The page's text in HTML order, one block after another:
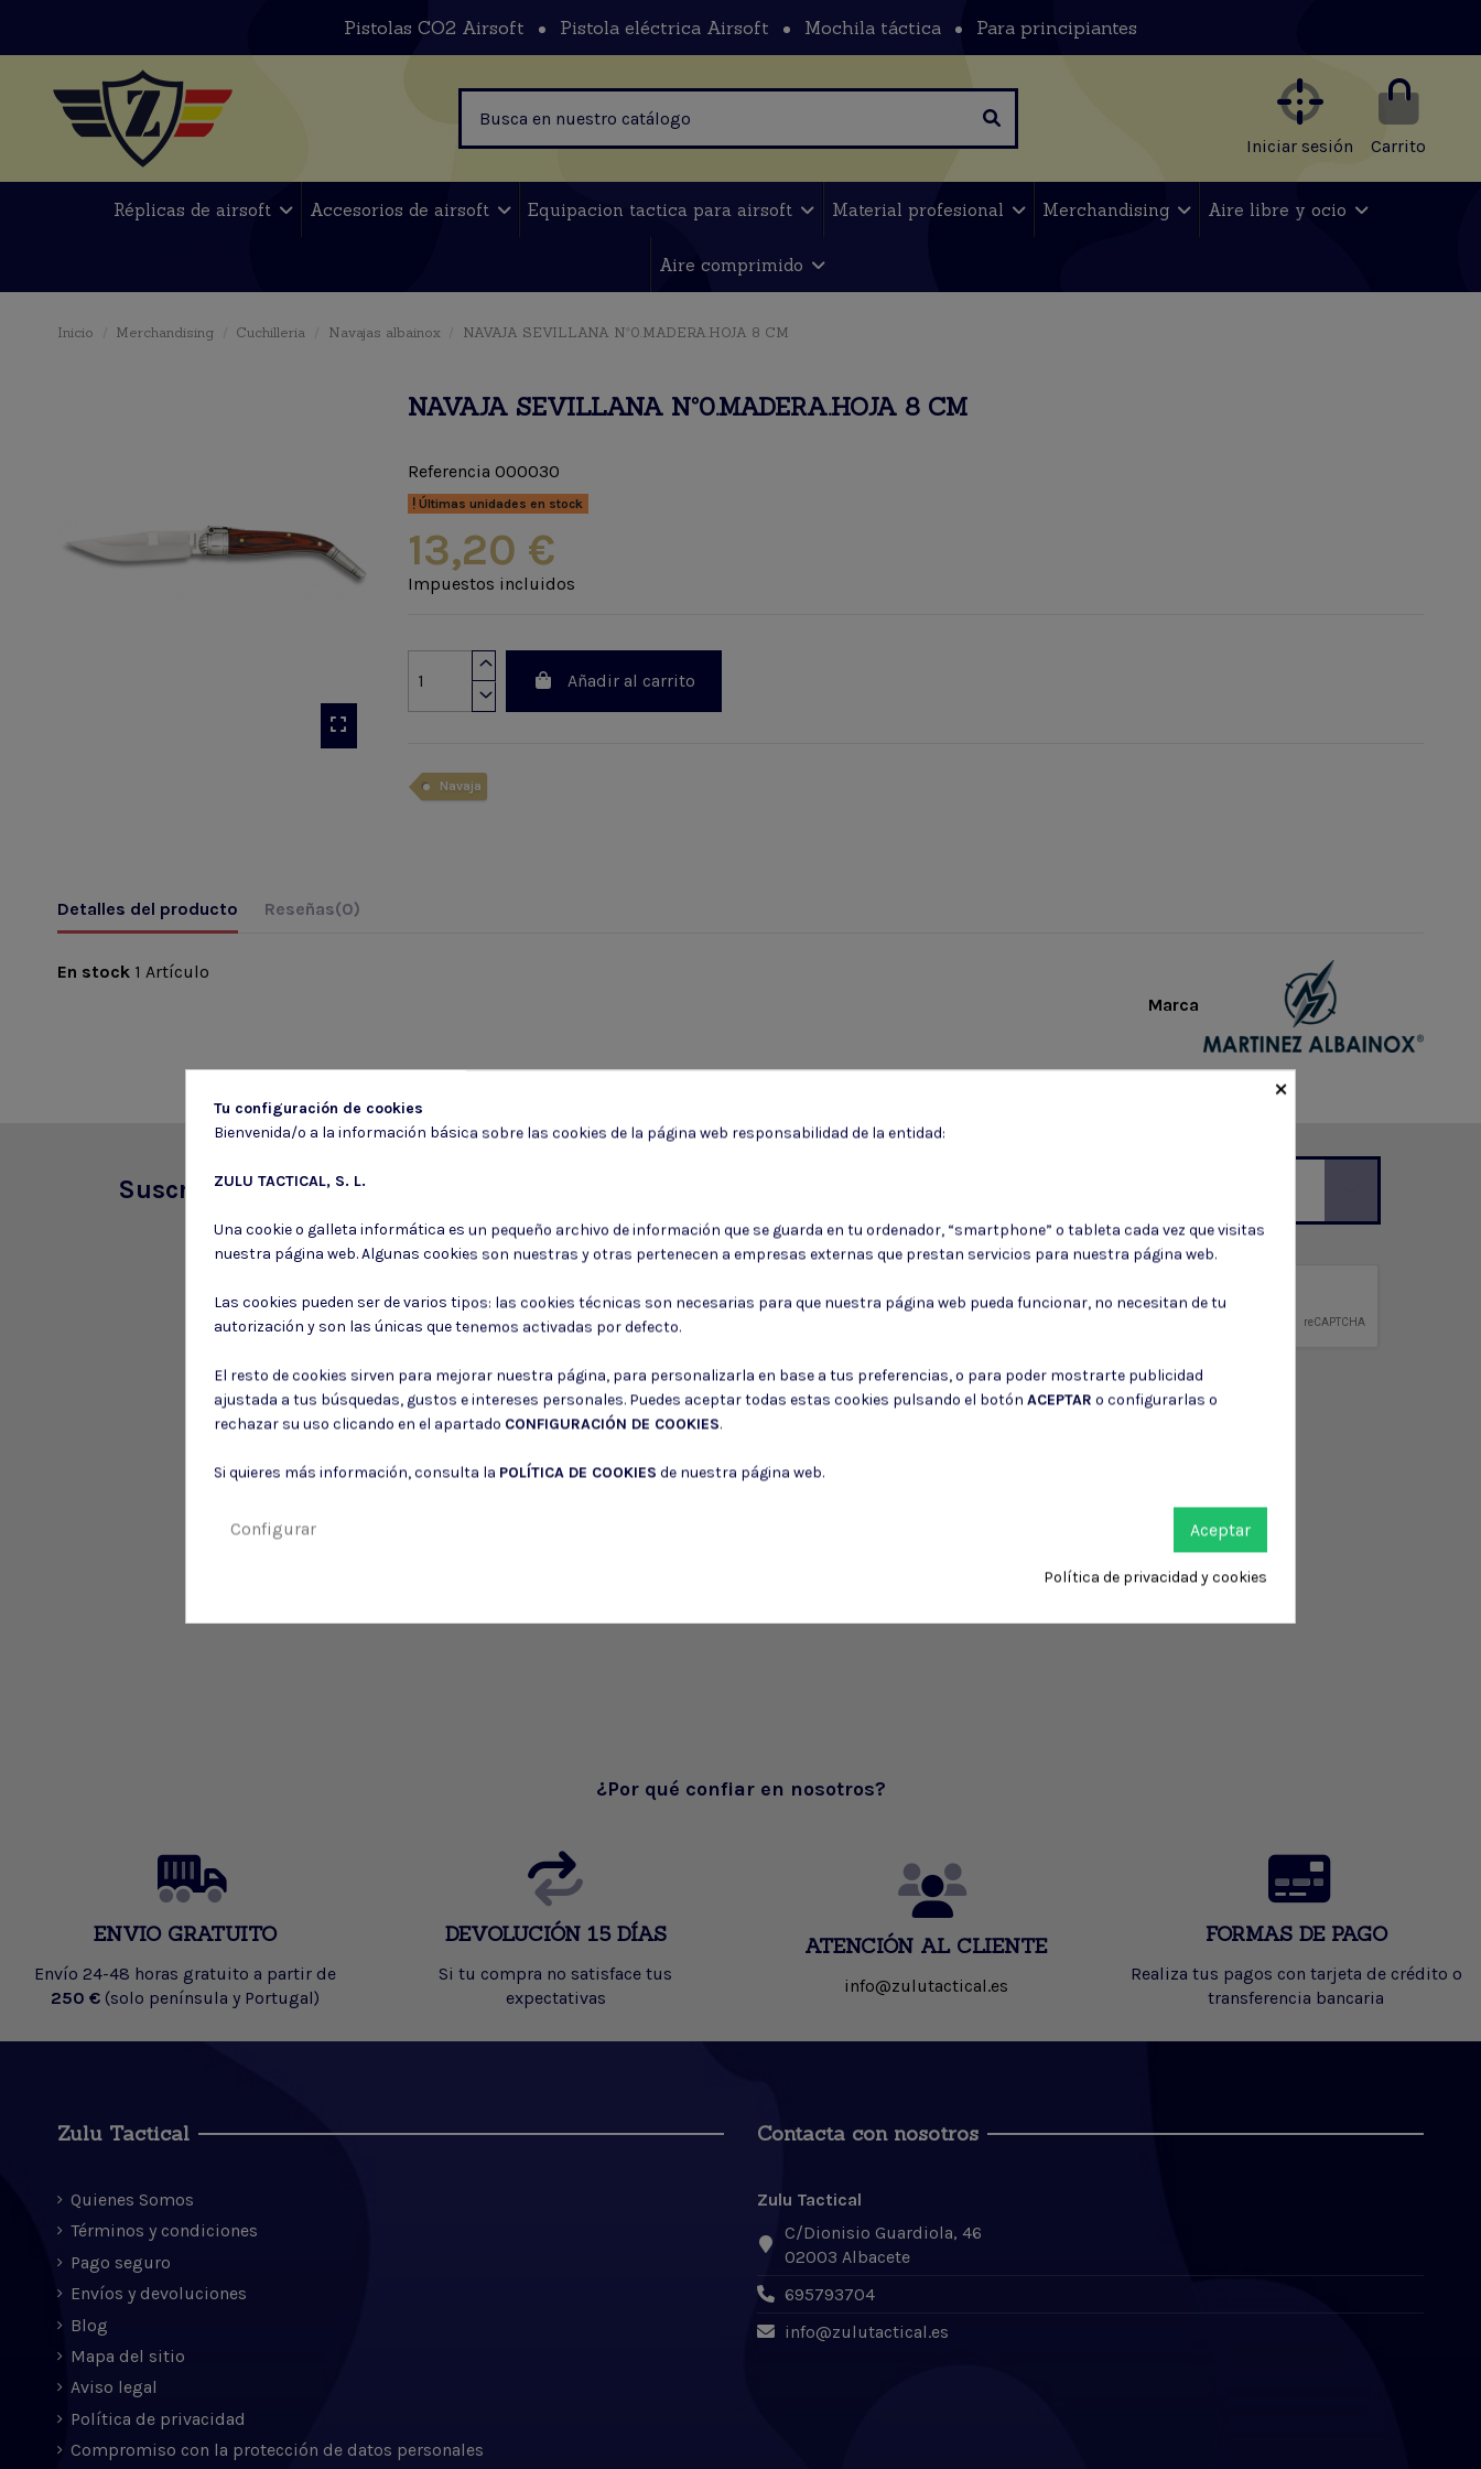
Pistolas CO2 Airsoft Pistola eléctrica Airsoft Mochila táctica Para principiantes
Iniciar sesión Carrito
Réplicas de airsoft Accesorios de airsoft Equipacion tactica para airsoft Material profesional Merchandising Aire libre y ocio
Aire comprimido
Inicio Merchandising Cuchilleria Navajas albainox NAVAJA SEVILLANA Nº0.MADERA.HOJA 8 CM
NAVAJA SEVILLANA Nº0.MADERA.HOJA 8 CM
Referencia 000030
Últimas unidades en stock
13,20 €
Impuestos incluidos
Añadir al carrito
Navaja
Detalles del producto Reseñas(0)
Marca
En stock 1 Artículo
Suscríbete a nuestro boletín
Puede darse de baja en cualquier momento. Para ello, consulte nuestra información de contacto en el aviso legal.
Consiento el uso de mis datos personales para recibir publicidad de su entidad.
¿Por qué confiar en nosotros?
ENVIO GRATUITO
Envío 24-48 horas gratuito a partir de
250 € (solo península y Portugal)
DEVOLUCIÓN 15 DÍAS
Si tu compra no satisface tus
expectativas
ATENCIÓN AL CLIENTE
info@zulutactical.es
FORMAS DE PAGO
Realiza tus pagos con tarjeta de crédito o
transferencia bancaria
Zulu Tactical
Quienes Somos
Términos y condiciones
Pago seguro
Envíos y devoluciones
Blog
Mapa del sitio
Aviso legal
Política de privacidad
Compromiso con la protección de datos personales
Contacta con nosotros
Zulu Tactical
C/Dionisio Guardiola, 46
02003 Albacete
695793704
info@zulutactical.es
×
Tu configuración de cookies
Bienvenida/o a la información básica sobre las cookies de la página web responsabilidad de la entidad:
ZULU TACTICAL, S. L.
Una cookie o galleta informática es un pequeño archivo de información que se guarda en tu ordenador, “smartphone” o tableta cada vez que visitas
nuestra página web. Algunas cookies son nuestras y otras pertenecen a empresas externas que prestan servicios para nuestra página web.
Las cookies pueden ser de varios tipos: las cookies técnicas son necesarias para que nuestra página web pueda funcionar, no necesitan de tu
autorización y son las únicas que tenemos activadas por defecto.
El resto de cookies sirven para mejorar nuestra página, para personalizarla en base a tus preferencias, o para poder mostrarte publicidad
ajustada a tus búsquedas, gustos e intereses personales. Puedes aceptar todas estas cookies pulsando el botón ACEPTAR o configurarlas o
rechazar su uso clicando en el apartado CONFIGURACIÓN DE COOKIES.
Si quieres más información, consulta la POLÍTICA DE COOKIES de nuestra página web.
Aceptar
Configurar
Política de privacidad y cookies